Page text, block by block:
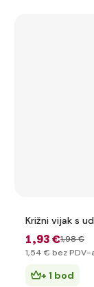
Križni vijak s
1,93 €1,98 €
1,54 € bez PDV-
+ 1 bod